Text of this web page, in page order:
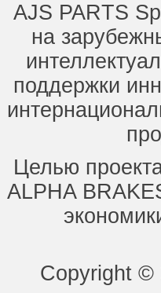
AJS PARTS
на
поддержки
Целью
ALPHA
Copyright ©